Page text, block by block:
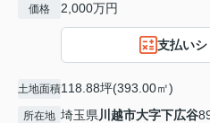
価格 2,000万円
支払い
土地面積118.88坪(393.00㎡)
所在地 埼玉県川越市大字下広谷